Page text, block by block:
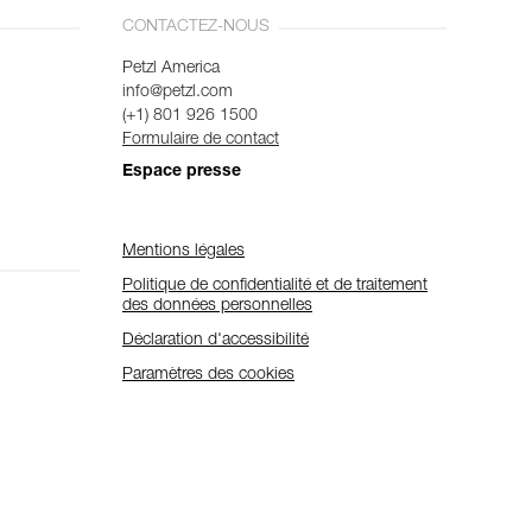
CONTACTEZ-NOUS
Petzl America
info@petzl.com
(+1) 801 926 1500
Formulaire de contact
Espace presse
Mentions légales
Politique de confidentialité et de traitement
des données personnelles
Déclaration d'accessibilité
Paramètres des cookies